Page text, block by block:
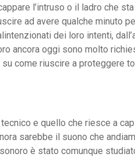
l’intruso o il ladro che
ad avere qualche minuto
dei loro intenti,
ancora oggi sono molto
come riuscire a proteggere
e quello che riesce a
sarebbe il suono che
è stato comunque